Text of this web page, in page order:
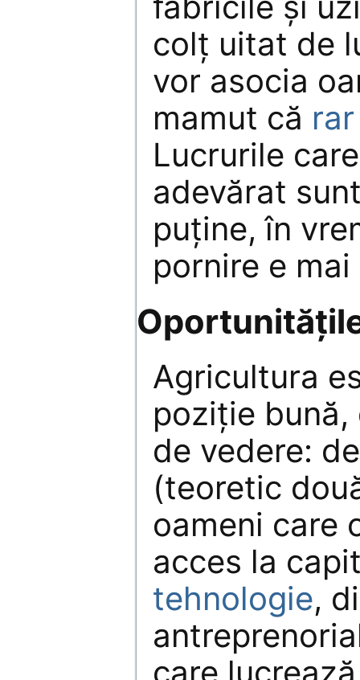
colț uitat de
vor asocia
mamut că
Lucrurile
adevărat
puține, în
pornire e
Agricultura
poziție
de vedere:
(teoretic
oameni care
acces la
tehnologie,